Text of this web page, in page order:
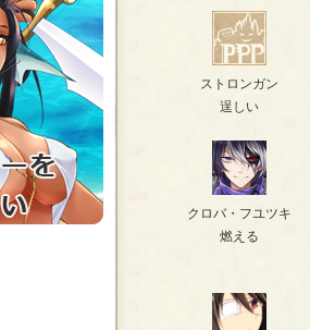
ストロンガン
逞しい
クロバ・フユツキ
燃える